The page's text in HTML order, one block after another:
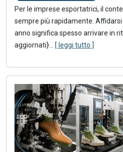
Per le imprese esportatrici, il
sempre più rapidamente.
anno significa spesso arrivare in
aggiornati}
[ leggi tutto ]